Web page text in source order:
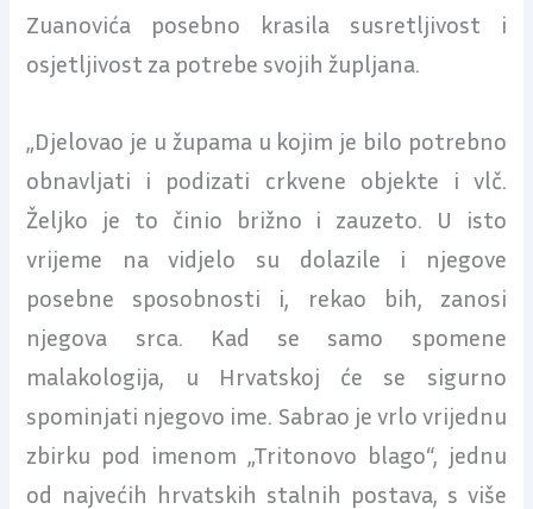
Zuanovića posebno krasila susretljivost i
osjetljivost za potrebe svojih župljana.
„Djelovao je u župama u kojim je bilo potrebno
obnavljati i podizati crkvene objekte i vlč.
Željko je to činio brižno i zauzeto. U isto
vrijeme na vidjelo su dolazile i njegove
posebne sposobnosti i, rekao bih, zanosi
njegova srca. Kad se samo spomene
malakologija, u Hrvatskoj će se sigurno
spominjati njegovo ime. Sabrao je vrlo vrijednu
zbirku pod imenom „Tritonovo blago“, jednu
od najvećih hrvatskih stalnih postava, s više